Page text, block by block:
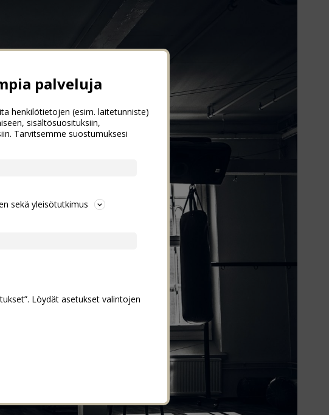
palveluja
henkilötietojen (esim. laitetunniste)
sisältösuosituksiin,
Tarvitsemme suostumuksesi
sekä yleisötutkimus
Löydät asetukset valintojen